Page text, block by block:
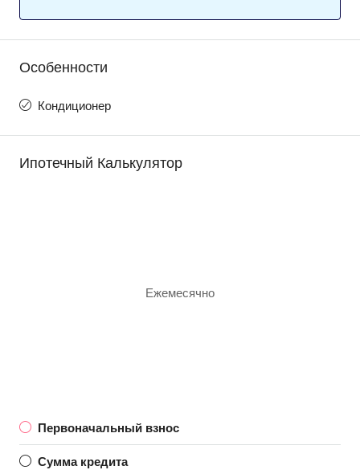
Особенности
Кондиционер
Ипотечный Калькулятор
Ежемесячно
Первоначальный взнос
Сумма кредита